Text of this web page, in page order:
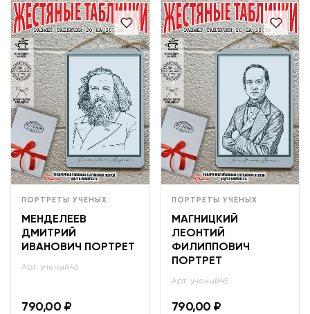
ПОРТРЕТЫ УЧЕНЫХ
МЕНДЕЛЕЕВ
ДМИТРИЙ
ИВАНОВИЧ ПОРТРЕТ
Арт: ученый46
790,00 ₽
ПОРТРЕТЫ УЧЕНЫХ
МАГНИЦКИЙ
ЛЕОНТИЙ
ФИЛИППОВИЧ
ПОРТРЕТ
Арт: ученый45
790,00 ₽